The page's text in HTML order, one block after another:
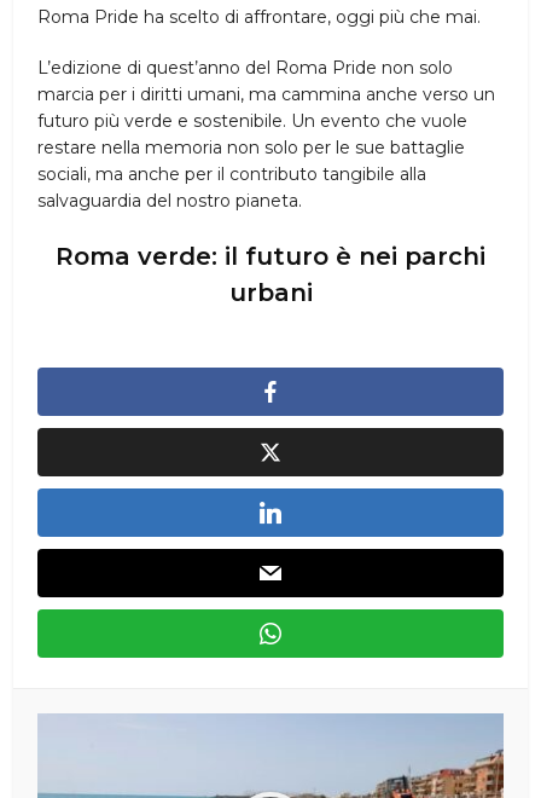
Roma Pride ha scelto di affrontare, oggi più che mai.
L’edizione di quest’anno del Roma Pride non solo
marcia per i diritti umani, ma cammina anche verso un
futuro più verde e sostenibile. Un evento che vuole
restare nella memoria non solo per le sue battaglie
sociali, ma anche per il contributo tangibile alla
salvaguardia del nostro pianeta.
Roma verde: il futuro è nei parchi
urbani